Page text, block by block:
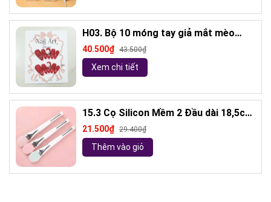
H03. Bộ 10 móng tay giả mắt mèo
kèm keo và giũa móng (ngẫu nhiên)
40.500₫ 43.500₫
Xem chi tiết
15.3 Cọ Silicon Mềm 2 Đầu dài 18,5cm
( ngẫu nhiên)
21.500₫ 29.400₫
Thêm vào giỏ